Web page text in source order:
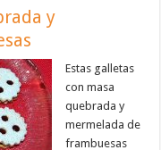
y
Estas galletas
con masa
quebrada y
mermelada de
frambuesas